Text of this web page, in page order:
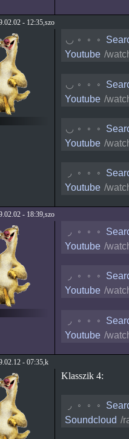
- 12:35,szo
◦ ◦ ◦
Youtube /
◦ ◦ ◦
Youtube /
◦ ◦ ◦
Youtube /
◟ ◦ ◦ ◦
Youtube /
- 18:39,szo
◟ ◦ ◦ ◦
Youtube /
◟ ◦ ◦ ◦
Youtube /
◟ ◦ ◦ ◦
Youtube /
- 07:35,k
Klasszik 4:
◟ ◦ ◦ ◦
Soundcloud /